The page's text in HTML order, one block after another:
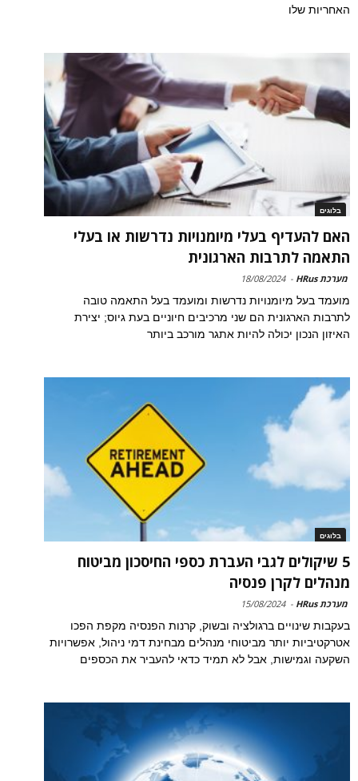
האחריות שלו
בלוגים
האם להעדיף בעלי מיומנויות נדרשות או בעלי
התאמה לתרבות הארגונית
מערכת HRus -
18/08/2024
מועמד בעל מיומנויות נדרשות ומועמד בעל התאמה טובה
לתרבות הארגונית הם שני מרכיבים חיוניים בעת גיוס; יצירת
האיזון הנכון יכולה להיות אתגר מורכב ביותר
בלוגים
5 שיקולים לגבי העברת כספי החיסכון מביטוח
מנהלים לקרן פנסיה
מערכת HRus -
15/08/2024
בעקבות שינויים ברגולציה ובשוק, קרנות הפנסיה מקפת הפכו
אטרקטיביות יותר מביטוחי מנהלים מבחינת דמי ניהול, אפשרויות
השקעה וגמישות, אבל לא תמיד כדאי להעביר את הכספים